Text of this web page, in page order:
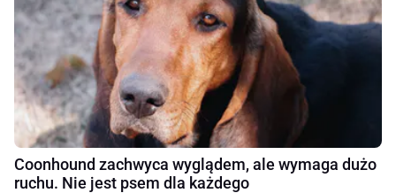
Coonhound zachwyca wyglądem, ale wymaga dużo
ruchu. Nie jest psem dla każdego